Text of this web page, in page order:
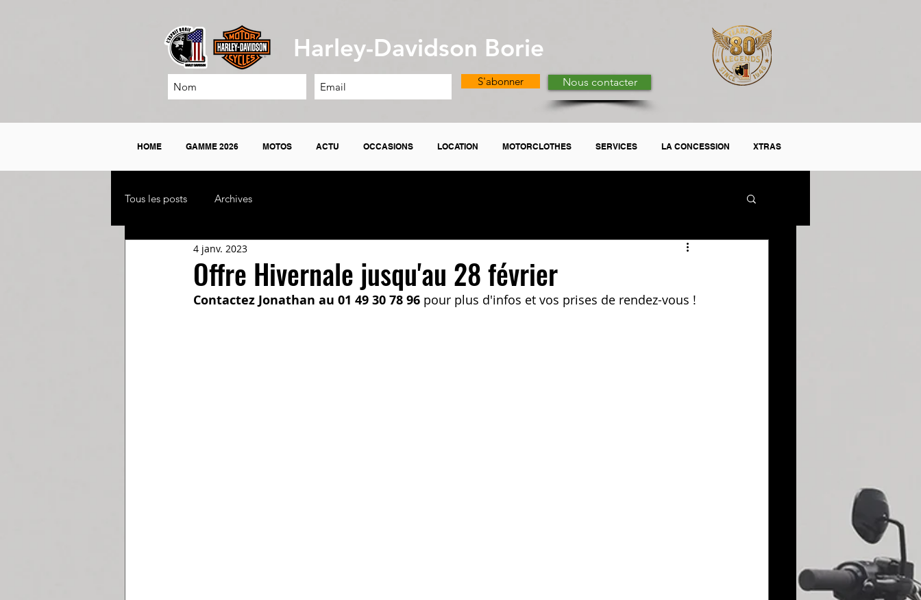
Harley-Davidson Borie
Nous contacter
S'abonner
HOME GAMME 2026 MOTOS ACTU OCCASIONS LOCATION MOTORCLOTHES SERVICES LA CONCESSION XTRAS
Tous les posts Archives
Offre Hivernale jusqu'au 28 février
4 janv. 2023
Contactez Jonathan au 01 49 30 78 96 pour plus d'infos et vos prises de rendez-vous !